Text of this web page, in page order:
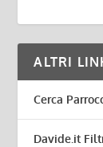
ALTRI
Cerca
Davide.it